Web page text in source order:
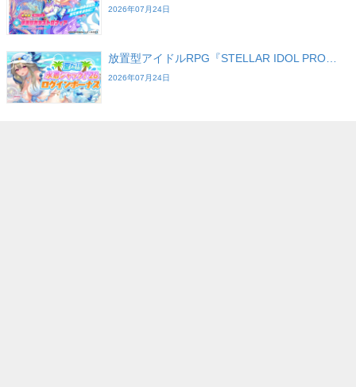
2026年07月24日
放置型アイドルRPG『STELLAR IDOL PRO…
2026年07月24日